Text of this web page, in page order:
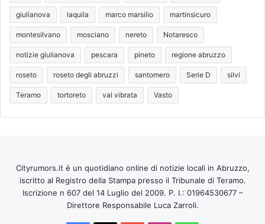
giulianova laquila marco marsilio martinsicuro
montesilvano mosciano nereto Notaresco
notizie giulianova pescara pineto regione abruzzo
roseto roseto degli abruzzi santomero Serie D silvi
Teramo tortoreto val vibrata Vasto
Cityrumors.it é un quotidiano online di notizie locali in Abruzzo,
iscritto al Registro della Stampa presso il Tribunale di Teramo.
Iscrizione n 607 del 14 Luglio del 2009. P. I.: 01964530677 –
Direttore Responsabile Luca Zarroli.